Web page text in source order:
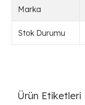
Marka
Stok Durumu
Ürün Etiketleri